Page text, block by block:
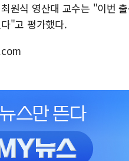
원식 영산대 교수는 "이번
"고 평가했다.